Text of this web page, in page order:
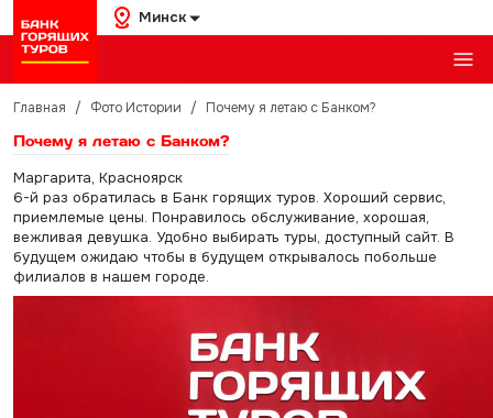
Минск
Главная / Фото Истории / Почему я летаю с Банком?
Почему я летаю с Банком?
Маргарита, Красноярск
6-й раз обратилась в Банк горящих туров. Хороший сервис,
приемлемые цены. Понравилось обслуживание, хорошая,
вежливая девушка. Удобно выбирать туры, доступный сайт. В
будущем ожидаю чтобы в будущем открывалось побольше
филиалов в нашем городе.